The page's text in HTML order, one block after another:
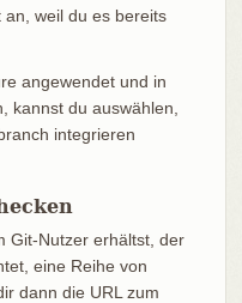
weil du es bereits
angewendet und in
kannst du auswählen,
integrieren
Git-Nutzer erhältst, der
eine Reihe von
dann die URL zum